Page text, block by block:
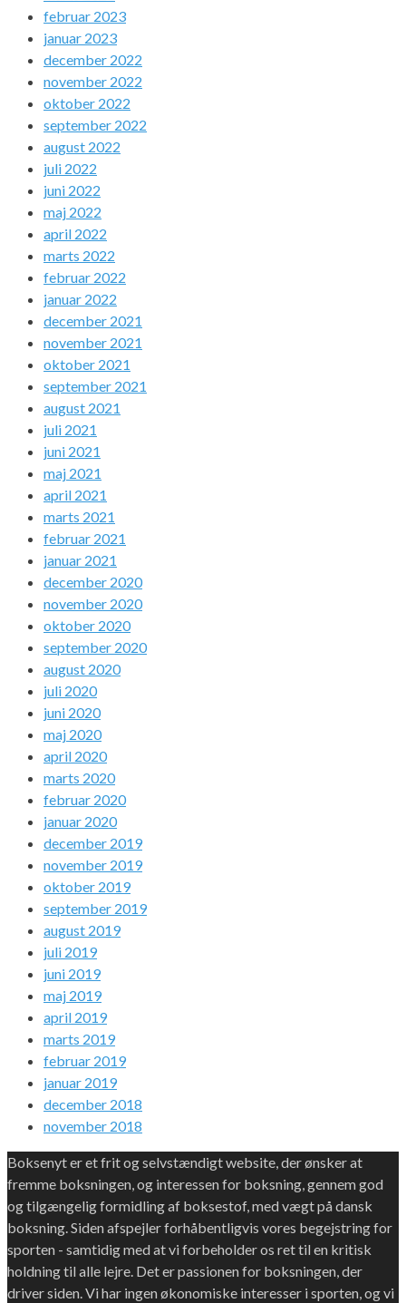
februar 2023
januar 2023
december 2022
november 2022
oktober 2022
september 2022
august 2022
juli 2022
juni 2022
maj 2022
april 2022
marts 2022
februar 2022
januar 2022
december 2021
november 2021
oktober 2021
september 2021
august 2021
juli 2021
juni 2021
maj 2021
april 2021
marts 2021
februar 2021
januar 2021
december 2020
november 2020
oktober 2020
september 2020
august 2020
juli 2020
juni 2020
maj 2020
april 2020
marts 2020
februar 2020
januar 2020
december 2019
november 2019
oktober 2019
september 2019
august 2019
juli 2019
juni 2019
maj 2019
april 2019
marts 2019
februar 2019
januar 2019
december 2018
november 2018
Boksenyt er et frit og selvstændigt website, der ønsker at
fremme boksningen, og interessen for boksning, gennem god
og tilgængelig formidling af boksestof, med vægt på dansk
boksning. Siden afspejler forhåbentligvis vores begejstring for
sporten - samtidig med at vi forbeholder os ret til en kritisk
holdning til alle lejre. Det er passionen for boksningen, der
driver siden. Vi har ingen økonomiske interesser i sporten, og vi